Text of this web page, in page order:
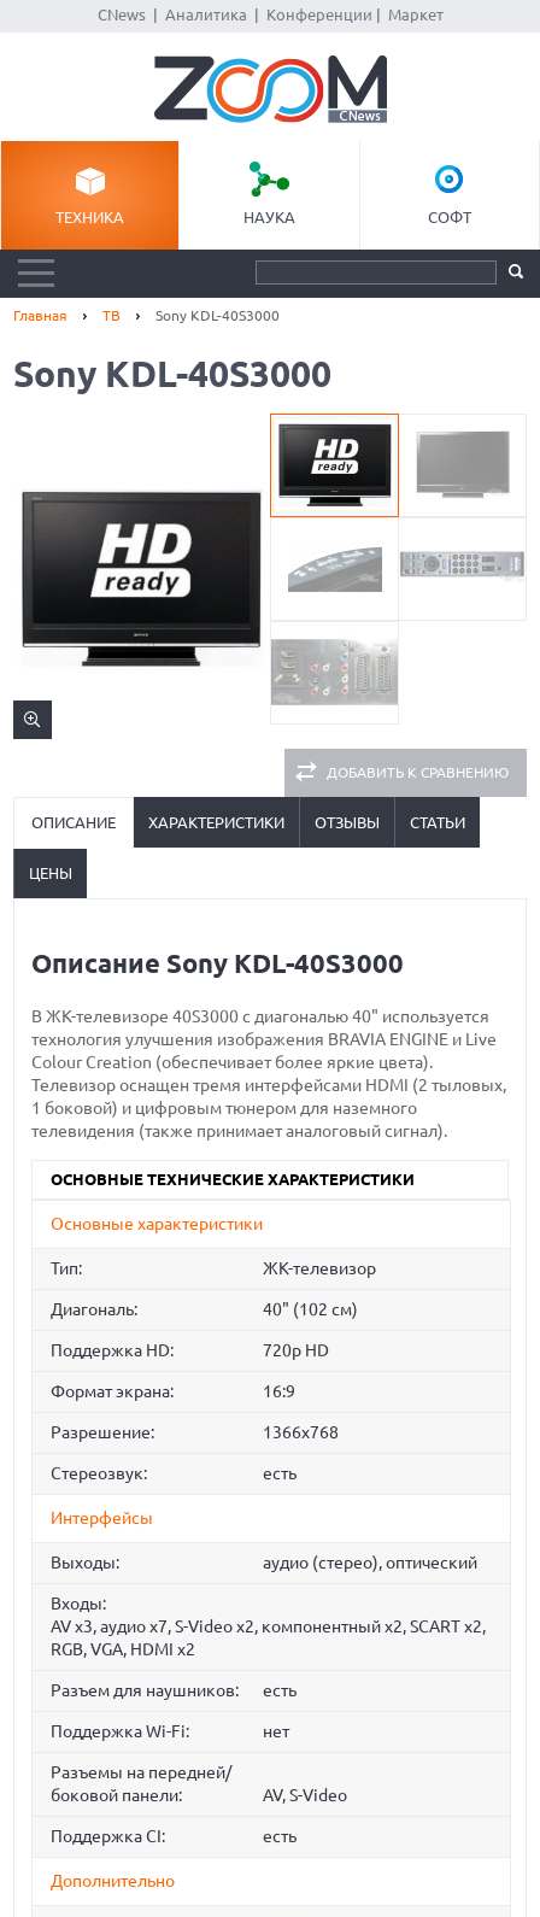
CNews| Аналитика Конференции Маркет
ТЕХНИКА НАУКА СОФТ
Главная ТВ Sony KDL-40S3000
Sony KDL-40S3000
ДОБАВИТЬ К СРАВНЕНИЮ
ОПИСАНИЕ ХАРАКТЕРИСТИКИ ОТЗЫВЫ СТАТЬИ
ЦЕНЫ
Описание Sony KDL-40S3000
В ЖК-телевизоре 40S3000 с диагональю 40" используется
технология улучшения изображения BRAVIA ENGINE и Live
Colour Creation (обеспечивает более яркие цвета).
Телевизор оснащен тремя интерфейсами HDMI (2 тыловых,
1 боковой) и цифровым тюнером для наземного
телевидения (также принимает аналоговый сигнал).
ОСНОВНЫЕ ТЕХНИЧЕСКИЕ ХАРАКТЕРИСТИКИ
Основные характеристики
Тип: ЖК-телевизор
Диагональ: 40" (102 см)
Поддержка HD: 720p HD
Формат экрана: 16:9
Разрешение: 1366x768
Стереозвук: есть
Интерфейсы
Выходы: аудио (стерео), оптический
Входы:
AV x3, аудио x7, S-Video x2, компонентный x2, SCART x2,
RGB, VGA, HDMI x2
Разъем для наушников: есть
Поддержка Wi-Fi: нет
Разъемы на передней/
боковой панели:
AV, S-Video
Поддержка CI: есть
Дополнительно